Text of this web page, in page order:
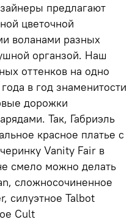
предлагают
цветочной
воланами разных
органзой. Наш
оттенков на одно
в год знаменитости
дорожки
Так, Габриэль
красное платье с
Vanity Fair в
смело можно делать
сложносочиненное
силуэтное Talbot
Cult